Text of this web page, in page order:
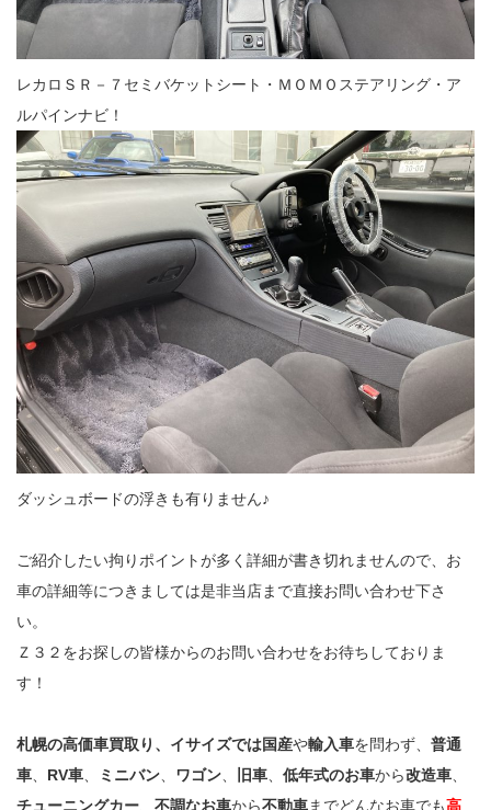
レカロＳＲ－７セミバケットシート・ＭＯＭＯステアリング・ア
ルパインナビ！
ダッシュボードの浮きも有りません♪
ご紹介したい拘りポイントが多く詳細が書き切れませんので、お
車の詳細等につきましては是非当店まで直接お問い合わせ下さ
い。
Ｚ３２をお探しの皆様からのお問い合わせをお待ちしておりま
す！
札幌の高価車買取り、イサイズでは国産や輸入車を問わず、 普通
車
RV車 ミニバン ワゴン 旧車 低年式のお車から改造車
チューニングカー
不調なお車から不動車までどんなお車でも高